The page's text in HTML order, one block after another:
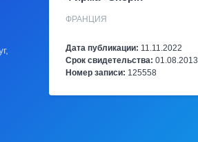
ФРАНЦИЯ
Дата публикации: 11.11.2022
Срок свидетельства: 01.08.2013
Номер записи: 125558